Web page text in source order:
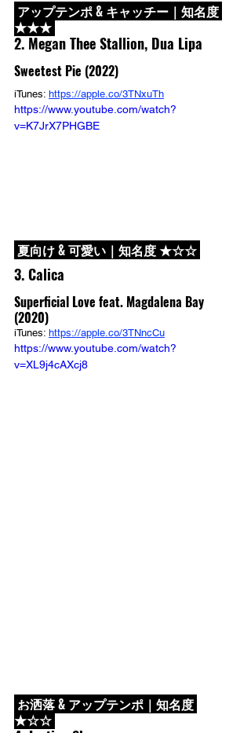
アップテンポ & キャッチー｜知名度
★★★
2. Megan Thee Stallion, Dua Lipa
Sweetest Pie (2022)
iTunes: https://apple.co/3TNxuTh
https://www.youtube.com/watch?
v=K7JrX7PHGBE
夏向け & 可愛い｜知名度 ★☆☆
3. Calica
Superficial Love feat. Magdalena Bay
(2020)
iTunes: https://apple.co/3TNncCu
https://www.youtube.com/watch?
v=XL9j4cAXcj8
お洒落 & アップテンポ｜知名度
★☆☆